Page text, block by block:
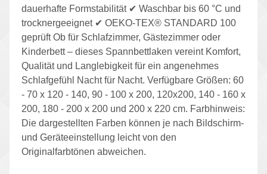
dauerhafte Formstabilität ✔ Waschbar bis 60 °C und
trocknergeeignet ✔ OEKO-TEX® STANDARD 100
geprüft Ob für Schlafzimmer, Gästezimmer oder
Kinderbett – dieses Spannbettlaken vereint Komfort,
Qualität und Langlebigkeit für ein angenehmes
Schlafgefühl Nacht für Nacht. Verfügbare Größen: 60
- 70 x 120 - 140, 90 - 100 x 200, 120x200, 140 - 160 x
200, 180 - 200 x 200 und 200 x 220 cm. Farbhinweis:
Die dargestellten Farben können je nach Bildschirm-
und Geräteeinstellung leicht von den
Originalfarbtönen abweichen.